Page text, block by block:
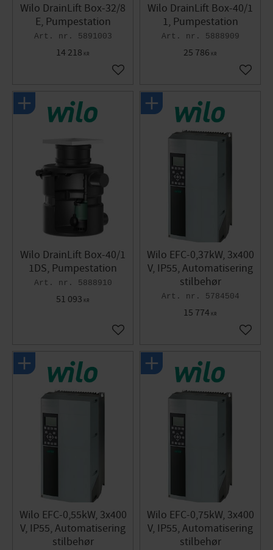
Wilo DrainLift Box-32/8
E, Pumpestation
5891003
14 218 KR
Gem som favorit
Wilo DrainLift Box-40/1
1, Pumpestation
5888909
25 786 KR
Gem
Wilo DrainLift Box-40/1
1DS, Pumpestation
5888910
51 093 KR
Gem som favorit
Wilo EFC-0,37kW, 3x400
V, IP55, Automatisering
stilbehør
5784504
15 774 KR
Gem
Wilo EFC-0,55kW, 3x400
V, IP55, Automatisering
stilbehør
Wilo EFC-0,75kW, 3x400
V, IP55, Automatisering
stilbehør